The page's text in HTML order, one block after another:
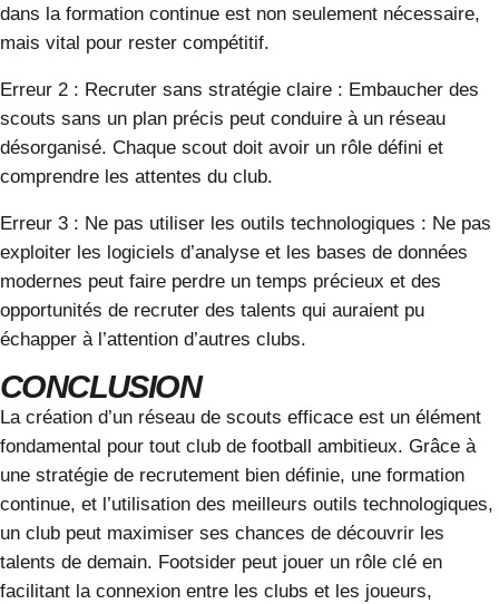
dans la formation continue est non seulement nécessaire,
mais vital pour rester compétitif.
Erreur 2 : Recruter sans stratégie claire : Embaucher des
scouts sans un plan précis peut conduire à un réseau
désorganisé. Chaque scout doit avoir un rôle défini et
comprendre les attentes du club.
Erreur 3 : Ne pas utiliser les outils technologiques : Ne pas
exploiter les logiciels d’analyse et les bases de données
modernes peut faire perdre un temps précieux et des
opportunités de recruter des talents qui auraient pu
échapper à l’attention d’autres clubs.
CONCLUSION
La création d’un réseau de scouts efficace est un élément
fondamental pour tout club de football ambitieux. Grâce à
une stratégie de recrutement bien définie, une formation
continue, et l’utilisation des meilleurs outils technologiques,
un club peut maximiser ses chances de découvrir les
talents de demain. Footsider peut jouer un rôle clé en
facilitant la connexion entre les clubs et les joueurs,